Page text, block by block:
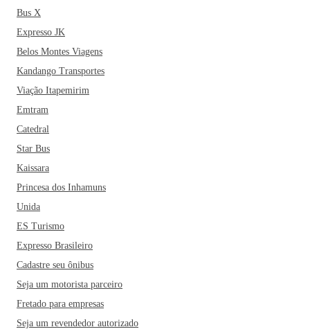
Bus X
Expresso JK
Belos Montes Viagens
Kandango Transportes
Viação Itapemirim
Emtram
Catedral
Star Bus
Kaissara
Princesa dos Inhamuns
Unida
ES Turismo
Expresso Brasileiro
Cadastre seu ônibus
Seja um motorista parceiro
Fretado para empresas
Seja um revendedor autorizado